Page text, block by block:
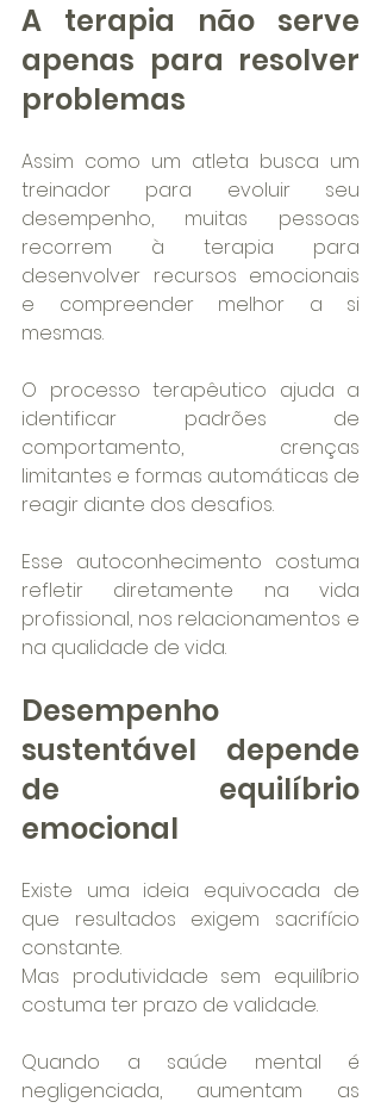
A terapia não serve
apenas para resolver
problemas
Assim como um atleta busca um
treinador para evoluir seu
desempenho, muitas pessoas
recorrem à terapia para
desenvolver recursos emocionais
e compreender melhor a si
mesmas.
O processo terapêutico ajuda a
identificar padrões de
comportamento, crenças
limitantes e formas automáticas de
reagir diante dos desafios.
Esse autoconhecimento costuma
refletir diretamente na vida
profissional, nos relacionamentos e
na qualidade de vida.
Desempenho
sustentável depende
de equilíbrio
emocional
Existe uma ideia equivocada de
que resultados exigem sacrifício
constante.
Mas produtividade sem equilíbrio
costuma ter prazo de validade.
Quando a saúde mental é
negligenciada, aumentam as